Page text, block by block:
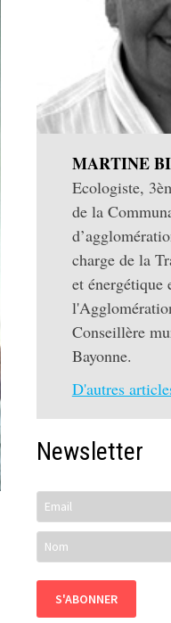
MARTINE
Ecologiste,
de la
charge de la
et énergétique
Conseillère
Bayonne.
D'autres
Newsletter